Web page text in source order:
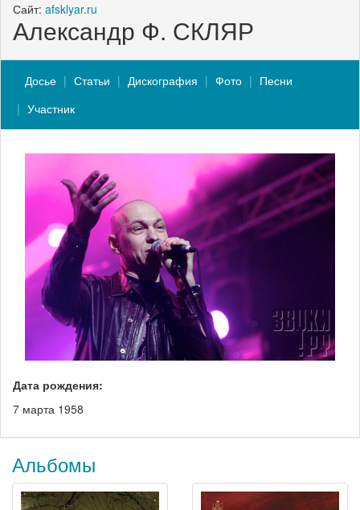
Сайт: afsklyar.ru
Александр Ф. СКЛЯР
Досье Статьи Дискография Фото
Песни
Участник
Дата рождения:
7 марта 1958
Альбомы